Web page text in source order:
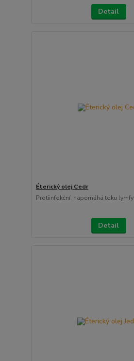
Detail
Éterický olej Cedr
Protiinfekční, napomáhá toku lymfy
Detail